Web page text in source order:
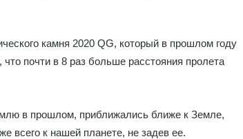
камня 2020 QG, который в прошлом году
почти в 8 раз больше расстояния пролета
в прошлом, приближались ближе к Земле,
всего к нашей планете, не задев ее.
риска
історія технології та її вплив на світ